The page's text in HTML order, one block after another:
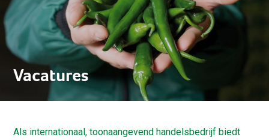
Vacatures
Als internationaal, toonaangevend handelsbedrijf biedt